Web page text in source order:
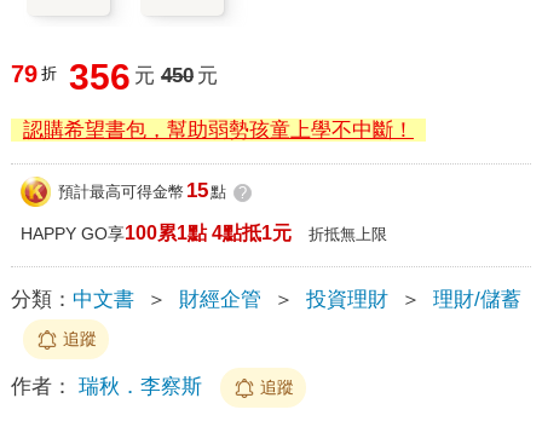
79 折 356 元 450 元
認購希望書包，幫助弱勢孩童上學不中斷！
預計最高可得金幣 15點 ?
HAPPY GO享100累1點 4點抵1元 折抵無上限
分類： 中文書 ＞ 財經企管 ＞ 投資理財 ＞ 理財/儲蓄
追蹤
作者： 瑞秋．李察斯 追蹤